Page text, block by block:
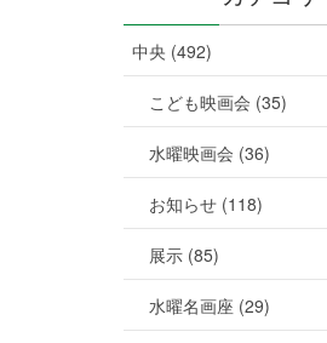
中央 (492)
こども映画会 (35)
水曜映画会 (36)
お知らせ (118)
展示 (85)
水曜名画座 (29)